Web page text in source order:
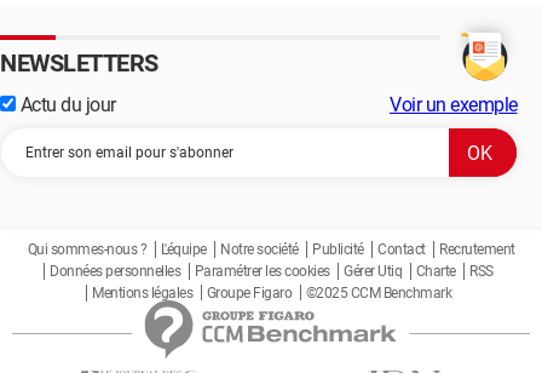
NEWSLETTERS
Actu du jour Voir un exemple
Qui sommes-nous ? L'équipe Notre société Publicité Contact
Recrutement
Données personnelles
Paramétrer les cookies Gérer Utiq Charte
RSS
Mentions légales
Groupe Figaro ©2025 CCM Benchmark